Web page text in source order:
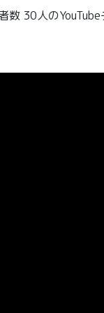
30人のYouTube